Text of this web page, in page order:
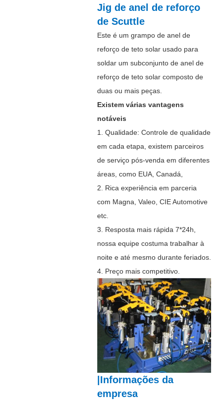
Jig de anel de reforço
de Scuttle
Este é um grampo de anel de
reforço de teto solar usado para
soldar um subconjunto de anel de
reforço de teto solar composto de
duas ou mais peças.
Existem várias vantagens
notáveis
1. Qualidade: Controle de qualidade
em cada etapa, existem parceiros
de serviço pós-venda em diferentes
áreas, como EUA, Canadá,
2. Rica experiência em parceria
com Magna, Valeo, CIE Automotive
etc.
3. Resposta mais rápida 7*24h,
nossa equipe costuma trabalhar à
noite e até mesmo durante feriados.
4. Preço mais competitivo.
|Informações da
empresa